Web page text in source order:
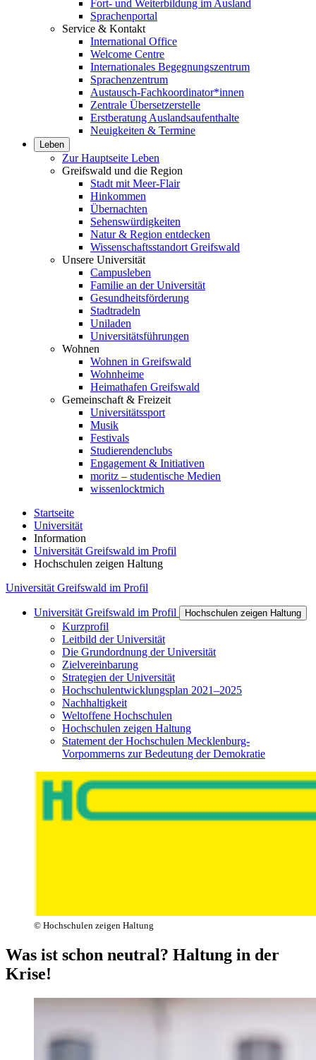
Fort- und Weiterbildung im Ausland
Sprachenportal
Service & Kontakt
International Office
Welcome Centre
Internationales Begegnungszentrum
Sprachenzentrum
Austausch-Fachkoordinator*innen
Zentrale Übersetzerstelle
Erstberatung Auslandsaufenthalte
Neuigkeiten & Termine
Leben
Zur Hauptseite Leben
Greifswald und die Region
Stadt mit Meer-Flair
Hinkommen
Übernachten
Sehenswürdigkeiten
Natur & Region entdecken
Wissenschaftsstandort Greifswald
Unsere Universität
Campusleben
Familie an der Universität
Gesundheitsförderung
Stadtradeln
Uniladen
Universitätsführungen
Wohnen
Wohnen in Greifswald
Wohnheime
Heimathafen Greifswald
Gemeinschaft & Freizeit
Universitätssport
Musik
Festivals
Studierendenclubs
Engagement & Initiativen
moritz – studentische Medien
wissenlocktmich
Startseite
Universität
Information
Universität Greifswald im Profil
Hochschulen zeigen Haltung
Universität Greifswald im Profil
Universität Greifswald im Profil Hochschulen zeigen Haltung
Kurzprofil
Leitbild der Universität
Die Grundordnung der Universität
Zielvereinbarung
Strategien der Universität
Hochschulentwicklungsplan 2021–2025
Nachhaltigkeit
Weltoffene Hochschulen
Hochschulen zeigen Haltung
Statement der Hochschulen Mecklenburg-
Vorpommerns zur Bedeutung der Demokratie
© Hochschulen zeigen Haltung
Was ist schon neutral? Haltung in der
Krise!